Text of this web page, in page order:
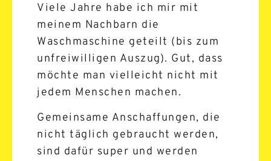
Viele Jahre habe ich mir mit
meinem Nachbarn die
Waschmaschine geteilt (bis zum
unfreiwilligen Auszug). Gut, dass
möchte man vielleicht nicht mit
jedem Menschen machen.
Gemeinsame Anschaffungen, die
nicht täglich gebraucht werden,
sind dafür super und werden